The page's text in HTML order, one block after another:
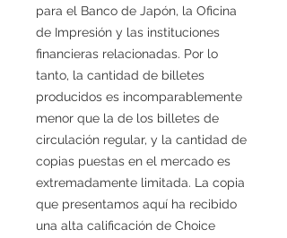
para el Banco de Japón, la Oficina
de Impresión y las instituciones
financieras relacionadas. Por lo
tanto, la cantidad de billetes
producidos es incomparablemente
menor que la de los billetes de
circulación regular, y la cantidad de
copias puestas en el mercado es
extremadamente limitada. La copia
que presentamos aquí ha recibido
una alta calificación de Choice